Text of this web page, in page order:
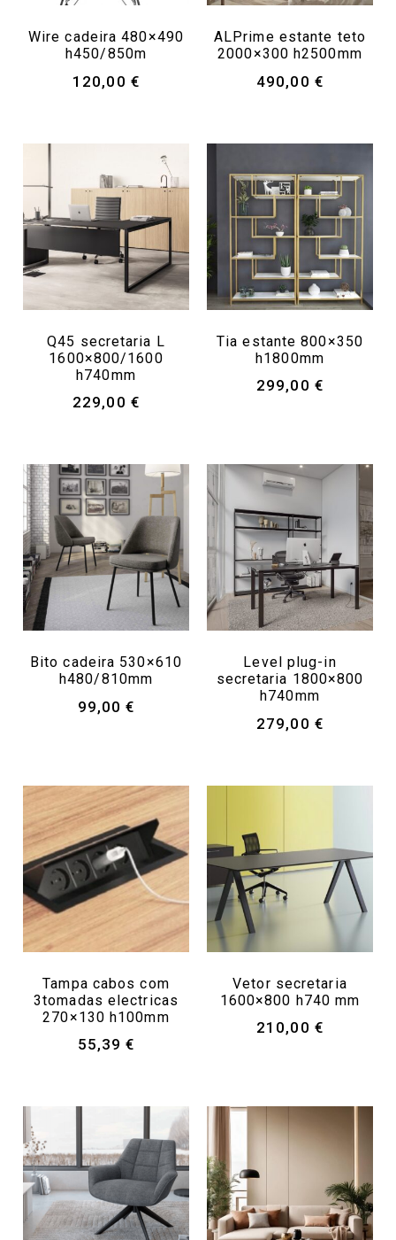
Wire cadeira 480×490
h450/850m
120,00 €
ALPrime estante teto
2000×300 h2500mm
490,00 €
Q45 secretaria L
1600×800/1600
h740mm
229,00 €
Tia estante 800×350
h1800mm
299,00 €
Bito cadeira 530×610
h480/810mm
99,00€
Level plug-in
secretaria 1800×800
h740mm
279,00 €
Tampa cabos com
3tomadas electricas
270×130 h100mm
55,39€
Vetor secretaria
1600×800 h740 mm
210,00 €